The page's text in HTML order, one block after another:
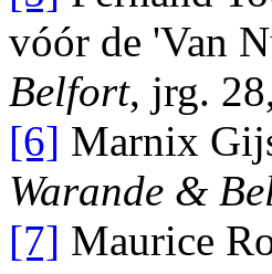
vóór de 'Van
Belfort, jrg.
[6] Marnix
Warande &
[7] Maurice